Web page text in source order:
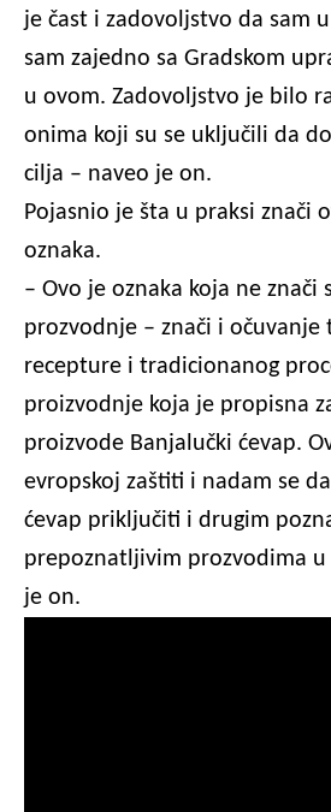
je čast i zadovoljstvo da sam
sam zajedno sa Gradskom
u ovom. Zadovoljstvo je bilo
onima koji su se uključili da
cilja – naveo je on.
Pojasnio je šta u praksi znači
oznaka.
– Ovo je oznaka koja ne znači
prozvodnje – znači i
recepture i tradicionanog
proizvodnje koja je propisna
proizvode Banjalučki ćevap.
evropskoj zaštiti i nadam se
ćevap priključiti i drugim
prepoznatljivim prozvodima
je on.